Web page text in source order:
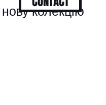
нову колекцію